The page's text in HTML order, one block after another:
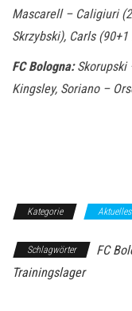
Mascarell – Caligiuri
Skrzybski), Carls
FC Bologna:Skorupski
Kingsley, Soriano –
Kategorie
Schlagwörter FC
Trainingslager